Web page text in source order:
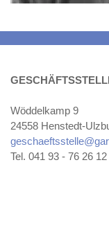
Wöddelkamp 9
24558 Henstedt-
Tel. 041 93 - 76 26 12